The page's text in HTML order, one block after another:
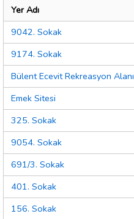
Yer Adı
9042. Sokak
9174. Sokak
Bülent Ecevit Rekreasyon Alanı
Emek Sitesi
325. Sokak
9054. Sokak
691/3. Sokak
401. Sokak
156. Sokak